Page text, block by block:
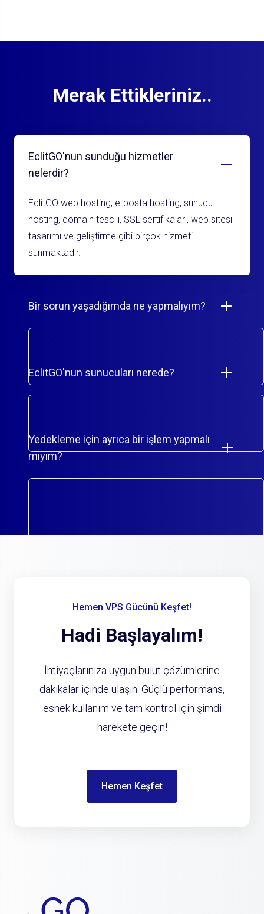
Merak Ettikleriniz..
EclitGO'nun sunduğu hizmetler
nelerdir?
EclitGO web hosting, e-posta hosting, sunucu
hosting, domain tescili, SSL sertifikaları, web sitesi
tasarımı ve geliştirme gibi birçok hizmeti
sunmaktadır.
Bir sorun yaşadığımda ne yapmalıyım?
EclitGO'nun sunucuları nerede?
Yedekleme için ayrıca bir işlem yapmalı
mıyım?
Hemen VPS Gücünü Keşfet!
Hadi Başlayalım!
İhtiyaçlarınıza uygun bulut çözümlerine
dakikalar içinde ulaşın. Güçlü performans,
esnek kullanım ve tam kontrol için şimdi
harekete geçin!
Hemen Keşfet